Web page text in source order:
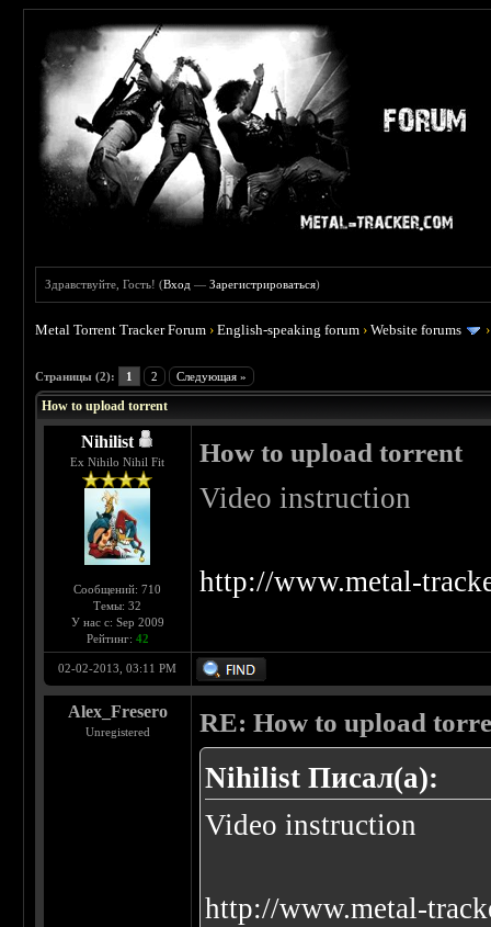
Здравствуйте, Гость! (Вход —Зарегистрироваться)
Metal Torrent Tracker Forum ›English-speaking forum ›Website forums
Страницы (2): 1 2 Следующая »
How to upload torrent
Nihilist
Ex Nihilo Nihil Fit
Сообщений: 710
Темы: 32
У нас с: Sep 2009
Рейтинг: 42
How to upload torrent
Video instruction
http://www.metal-
02-02-2013, 03:11 PM
Alex_Fresero
Unregistered RE: How to upload
Nihilist Писал(а):
Video instruction
http://www.metal-